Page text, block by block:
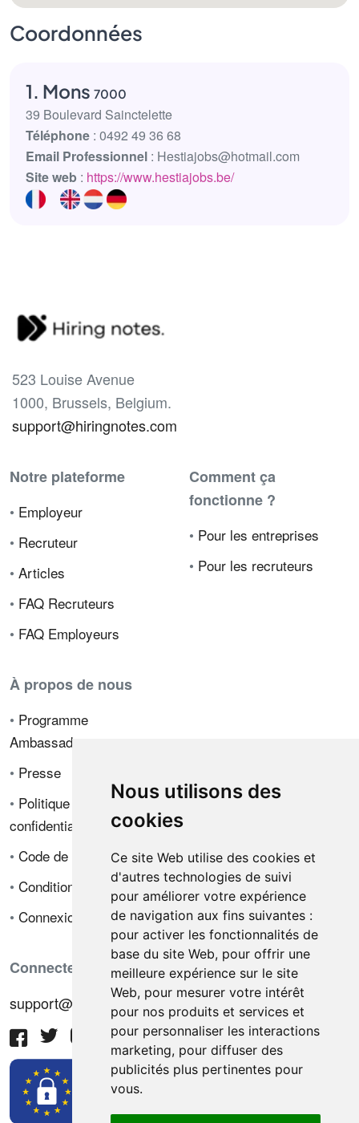
Nous utilisons des
cookies
Ce site Web utilise des cookies et
d'autres technologies de suivi
pour améliorer votre expérience
de navigation aux fins suivantes :
pour activer les fonctionnalités de
base du site Web, pour offrir une
meilleure expérience sur le site
Web, pour mesurer votre intérêt
pour nos produits et services et
pour personnaliser les interactions
marketing, pour diffuser des
publicités plus pertinentes pour
vous.
Coordonnées
1. Mons 7000
39 Boulevard Sainctelette
Téléphone : 0492 49 36 68
Email Professionnel : Hestiajobs@hotmail.com
Site web : https://www.hestiajobs.be/
523 Louise Avenue
1000, Brussels, Belgium.
support@hiringnotes.com
Notre plateforme
• Employeur
• Recruteur
• Articles
• FAQ Recruteurs
• FAQ Employeurs
Comment ça
fonctionne ?
• Pour les entreprises
• Pour les recruteurs
À propos de nous
• Programme
Ambassadeur
• Presse
• Politique de
confidentialité
• Code de déontologie
• Conditions de vente
• Connexion
Connectez-vous avec nous
support@hiringnotes.com